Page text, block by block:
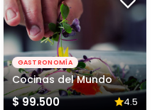
GASTRONOMÍA
Cocinas del Mundo
$ 99.500 4.5